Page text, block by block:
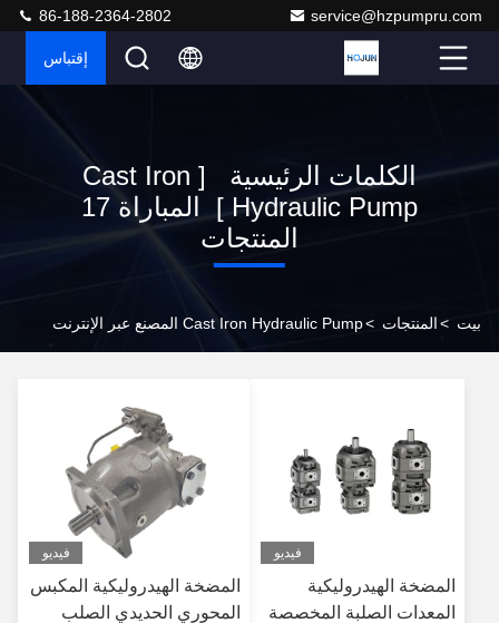
service@hzpumpru.com
86-188-2364-2802
إقتباس
الكلمات الرئيسية [ Cast Iron
Hydraulic Pump ] المباراة 17
المنتجات
بيت >المنتجات >Cast Iron Hydraulic Pump المصنع عبر الإنترنت
فيديو
المضخة الهيدروليكية
المعدات الصلبة المخصصة
فيديو
المضخة الهيدروليكية المكبس
المحوري الحديدي الصلب